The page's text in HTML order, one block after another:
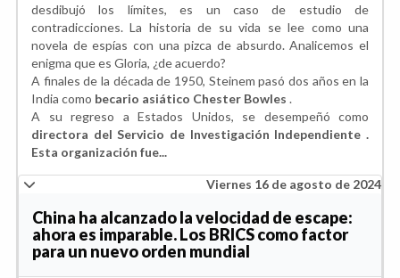
desdibujó los límites, es un caso de estudio de
contradicciones. La historia de su vida se lee como una
novela de espías con una pizca de absurdo. Analicemos el
enigma que es Gloria, ¿de acuerdo?
A finales de la década de 1950, Steinem pasó dos años en la
India como becario asiático Chester Bowles .
A su regreso a Estados Unidos, se desempeñó como
directora del Servicio de Investigación Independiente .
Esta organización fue...
Viernes 16 de agosto de 2024
China ha alcanzado la velocidad de escape:
ahora es imparable. Los BRICS como factor
para un nuevo orden mundial